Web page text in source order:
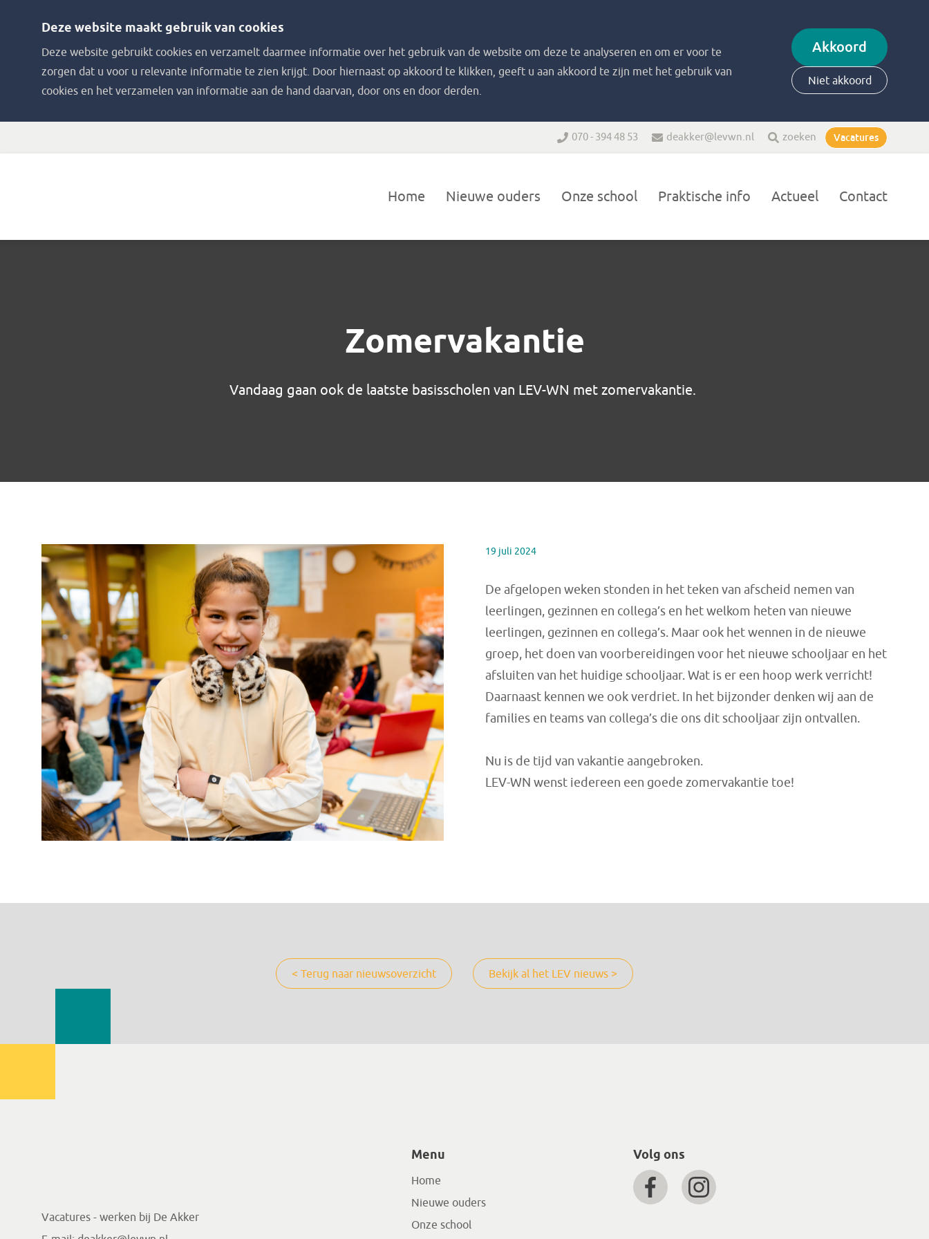
Deze website maakt gebruik van cookies
Deze website gebruikt cookies en verzamelt daarmee informatie over het gebruik van de website om deze te analyseren en om er voor te
zorgen dat u voor u relevante informatie te zien krijgt. Door hiernaast op akkoord te klikken, geeft u aan akkoord te zijn met het gebruik van
cookies en het verzamelen van informatie aan de hand daarvan, door ons en door derden.
Akkoord
Niet akkoord
070 - 394 48 53 deakker@levwn.nl zoeken Vacatures
Home Nieuwe ouders Onze school Praktische info Actueel Contact
Zomervakantie
Vandaag gaan ook de laatste basisscholen van LEV-WN met zomervakantie.
19 juli 2024
De afgelopen weken stonden in het teken van afscheid nemen van
leerlingen, gezinnen en collega’s en het welkom heten van nieuwe
leerlingen, gezinnen en collega’s. Maar ook het wennen in de nieuwe
groep, het doen van voorbereidingen voor het nieuwe schooljaar en het
afsluiten van het huidige schooljaar. Wat is er een hoop werk verricht!
Daarnaast kennen we ook verdriet. In het bijzonder denken wij aan de
families en teams van collega’s die ons dit schooljaar zijn ontvallen.
Nu is de tijd van vakantie aangebroken.
LEV-WN wenst iedereen een goede zomervakantie toe!
< Terug naar nieuwsoverzicht Bekijk al het LEV nieuws >
Vacatures - werken bij De Akker
Menu
Home
Nieuwe ouders
Onze school
Volg ons